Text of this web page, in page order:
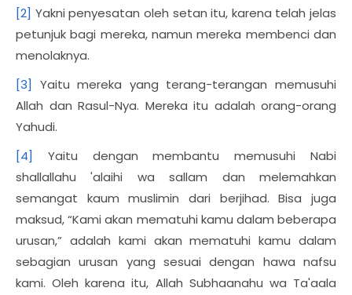
[2] Yakni penyesatan oleh setan itu, karena telah jelas
petunjuk bagi mereka, namun mereka membenci dan
menolaknya.
[3]
Yaitu mereka yang terang-terangan memusuhi
Allah dan Rasul-Nya. Mereka itu adalah orang-orang
Yahudi.
[4]
Yaitu dengan membantu memusuhi Nabi
shallallahu 'alaihi wa sallam dan melemahkan
semangat kaum muslimin dari berjihad. Bisa juga
maksud, “Kami akan mematuhi kamu dalam beberapa
urusan,” adalah kami akan mematuhi kamu dalam
sebagian urusan yang sesuai dengan hawa nafsu
kami. Oleh karena itu, Allah Subhaanahu wa Ta'aala